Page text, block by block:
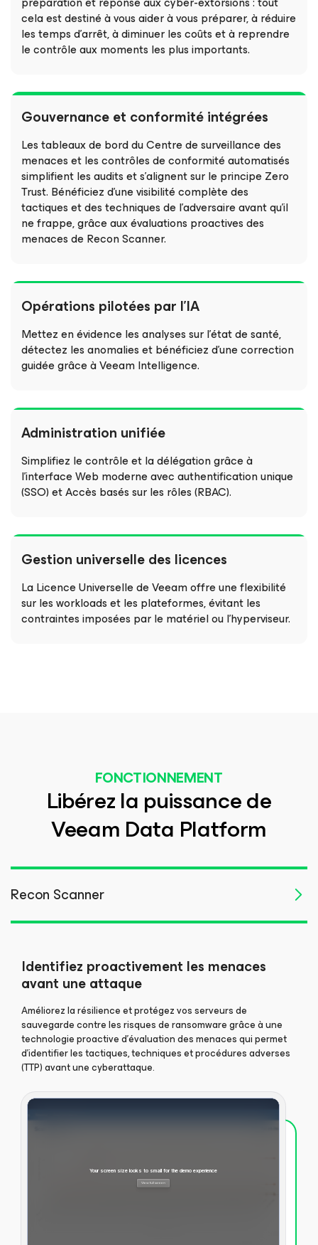
cela est destiné à vous aider à vous préparer, à réduire
les temps d’arrêt, à diminuer les coûts et à reprendre
le contrôle aux moments les plus importants.
Gouvernance et conformité intégrées
Les tableaux de bord du Centre de surveillance des
menaces et les contrôles de conformité automatisés
simplifient les audits et s’alignent sur le principe Zero
Trust. Bénéficiez d’une visibilité complète des
tactiques et des techniques de l’adversaire avant qu’il
ne frappe, grâce aux évaluations proactives des
menaces de Recon Scanner.
Opérations pilotées par l’IA
Mettez en évidence les analyses sur l’état de santé,
détectez les anomalies et bénéficiez d’une correction
guidée grâce à Veeam Intelligence.
Administration unifiée
Simplifiez le contrôle et la délégation grâce à
l’interface Web moderne avec authentification unique
(SSO) et Accès basés sur les rôles (RBAC).
Gestion universelle des licences
La Licence Universelle de Veeam offre une flexibilité
sur les workloads et les plateformes, évitant les
contraintes imposées par le matériel ou l’hyperviseur.
FONCTIONNEMENT
Libérez la puissance de
Veeam Data Platform
Recon Scanner
Identifiez proactivement les menaces
avant une attaque
Améliorez la résilience et protégez vos serveurs de
sauvegarde contre les risques de ransomware grâce à une
technologie proactive d’évaluation des menaces qui permet
d’identifier les tactiques, techniques et procédures adverses
(TTP) avant une cyberattaque.